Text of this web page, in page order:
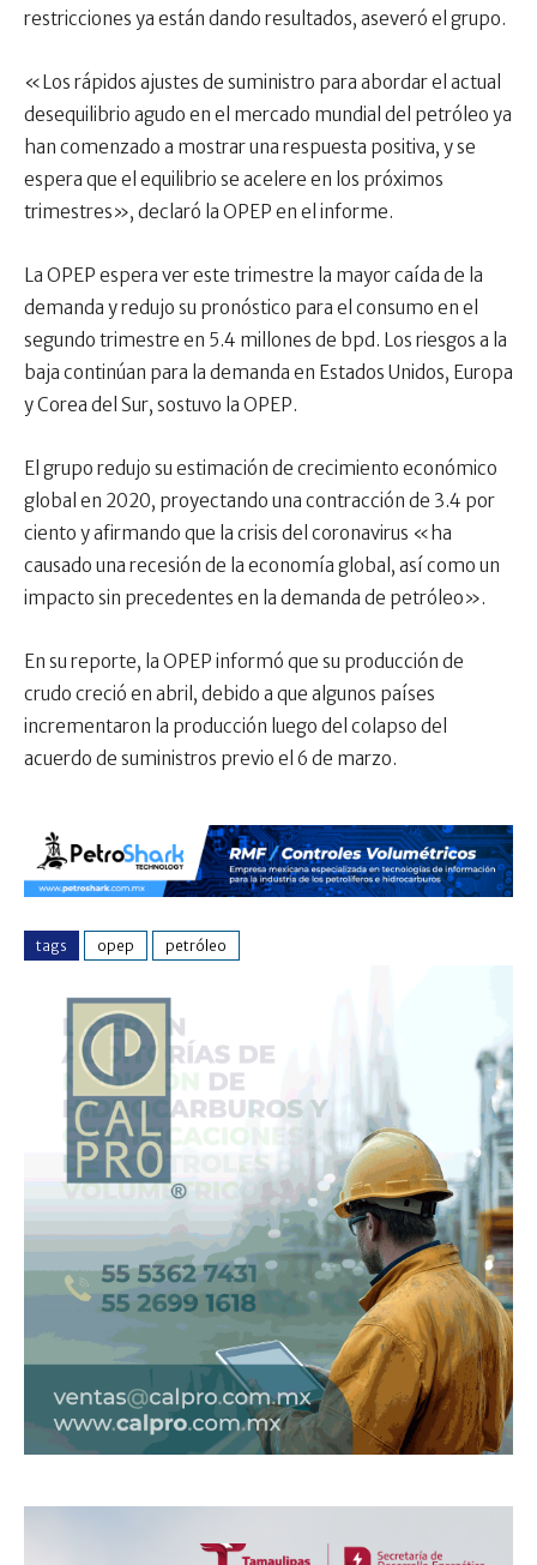
restricciones ya están dando resultados, aseveró el grupo.
«Los rápidos ajustes de suministro para abordar el actual
desequilibrio agudo en el mercado mundial del petróleo ya
han comenzado a mostrar una respuesta positiva, y se
espera que el equilibrio se acelere en los próximos
trimestres», declaró la OPEP en el informe.
La OPEP espera ver este trimestre la mayor caída de la
demanda y redujo su pronóstico para el consumo en el
segundo trimestre en 5.4 millones de bpd. Los riesgos a la
baja continúan para la demanda en Estados Unidos, Europa
y Corea del Sur, sostuvo la OPEP.
El grupo redujo su estimación de crecimiento económico
global en 2020, proyectando una contracción de 3.4 por
ciento y afirmando que la crisis del coronavirus «ha
causado una recesión de la economía global, así como un
impacto sin precedentes en la demanda de petróleo».
En su reporte, la OPEP informó que su producción de
crudo creció en abril, debido a que algunos países
incrementaron la producción luego del colapso del
acuerdo de suministros previo el 6 de marzo.
tags opep petróleo